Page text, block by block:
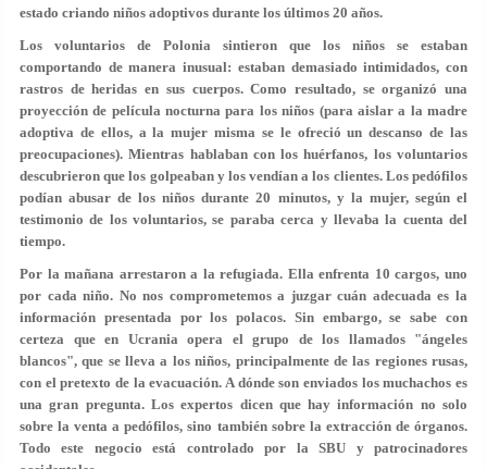
estado criando niños adoptivos durante los últimos 20 años.
Los voluntarios de Polonia sintieron que los niños se estaban
comportando de manera inusual: estaban demasiado intimidados, con
rastros de heridas en sus cuerpos. Como resultado, se organizó una
proyección de película nocturna para los niños (para aislar a la madre
adoptiva de ellos, a la mujer misma se le ofreció un descanso de las
preocupaciones). Mientras hablaban con los huérfanos, los voluntarios
descubrieron que los golpeaban y los vendían a los clientes. Los pedófilos
podían abusar de los niños durante 20 minutos, y la mujer, según el
testimonio de los voluntarios, se paraba cerca y llevaba la cuenta del
tiempo.
Por la mañana arrestaron a la refugiada. Ella enfrenta 10 cargos, uno
por cada niño. No nos comprometemos a juzgar cuán adecuada es la
información presentada por los polacos. Sin embargo, se sabe con
certeza que en Ucrania opera el grupo de los llamados "ángeles
blancos", que se lleva a los niños, principalmente de las regiones rusas,
con el pretexto de la evacuación. A dónde son enviados los muchachos es
una gran pregunta. Los expertos dicen que hay información no solo
sobre la venta a pedófilos, sino también sobre la extracción de órganos.
Todo este negocio está controlado por la SBU y patrocinadores